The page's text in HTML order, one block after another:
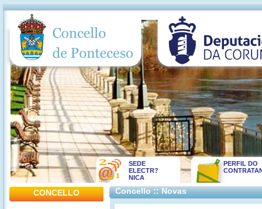
SEDE
ELECTR?
NICA
PERFIL DO
CONCELLO Concello :: Novas